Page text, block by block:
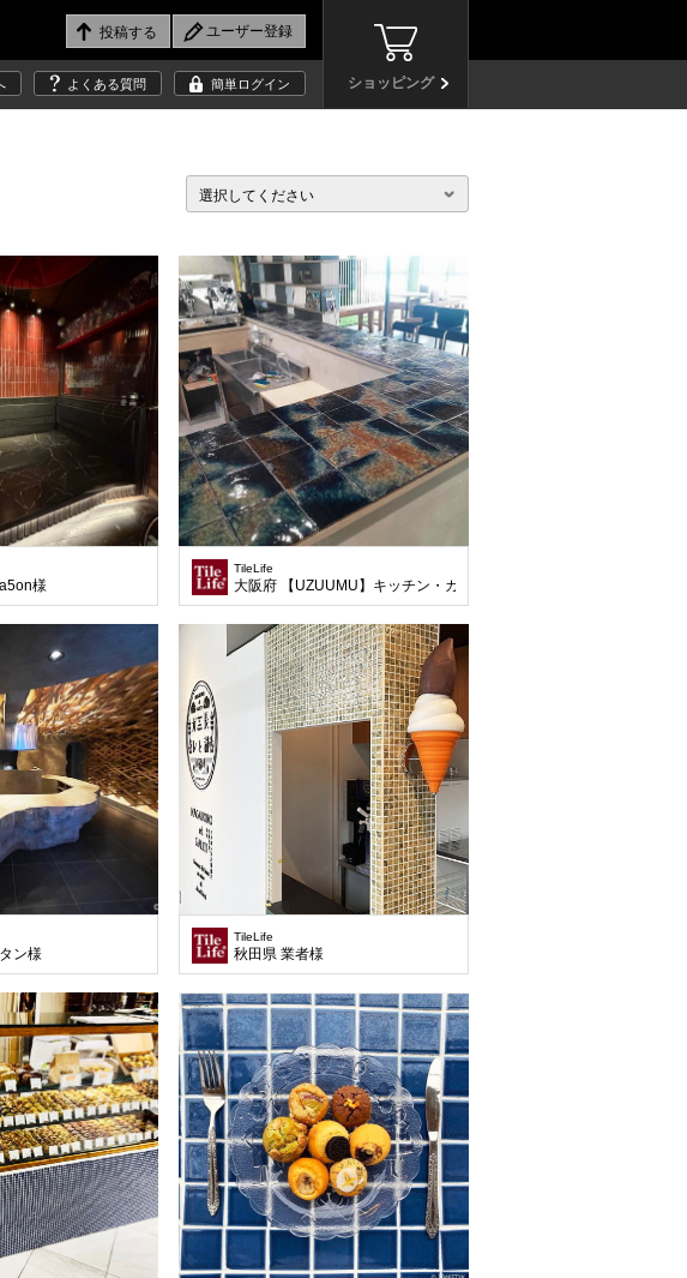
ショッピング
よくある質問 簡単ログイン
選択してください
様
TileLife
大阪府 【UZUUMU】キッチン・カウンター様
ン様
TileLife
秋田県 業者様